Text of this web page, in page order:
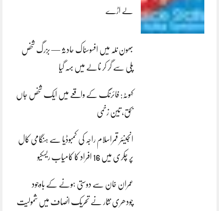
لے اڑے
بھون نلہ میں افسوسناک حادثہ — بزرگ شخص
پلی سے گر کر نالے میں بہہ گیا
کہوٹہ: فائرنگ کے واقعے میں ایک شخص جاں
بحق، تین زخمی
انجینئر قمراسلام راجہ کی کمبوڈیا سے ہنگامی کال
پر چکری میں 16 افراد کا کامیاب ریسکیو
عمران خان سے دوستی ہونے کے باوجود
چودھری نثار نے تحریک انصاف میں شمولیت